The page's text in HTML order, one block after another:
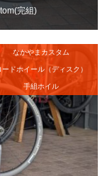
完組)
なかやまカスタム
ードホイール（ディスク）
手組ホイル